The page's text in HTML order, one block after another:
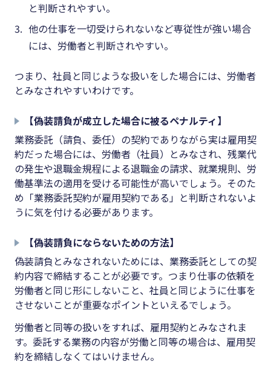
と判断されやすい。
他の仕事を一切受けられないなど専従性が強い場合
には、労働者と判断されやすい。
つまり、社員と同じような扱いをした場合には、労働者
とみなされやすいわけです。
【偽装請負が成立した場合に被るペナルティ】
業務委託（請負、委任）の契約でありながら実は雇用契
約だった場合には、労働者（社員）とみなされ、残業代
の発生や退職金規程による退職金の請求、就業規則、労
働基準法の適用を受ける可能性が高いでしょう。そのた
め「業務委託契約が雇用契約である」と判断されないよ
うに気を付ける必要があります。
【偽装請負にならないための方法】
偽装請負とみなされないためには、業務委託としての契
約内容で締結することが必要です。つまり仕事の依頼を
労働者と同じ形にしないこと、社員と同じように仕事を
させないことが重要なポイントといえるでしょう。
労働者と同等の扱いをすれば、雇用契約とみなされま
す。委託する業務の内容が労働と同等の場合は、雇用契
約を締結しなくてはいけません。